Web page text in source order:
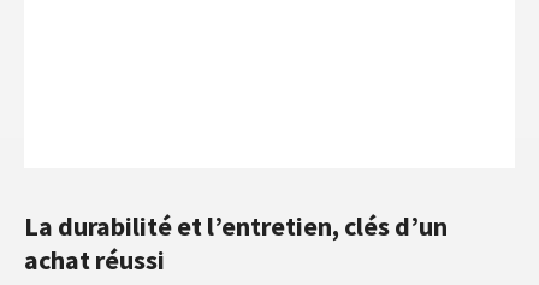
La durabilité et l’entretien, clés d’un
achat réussi